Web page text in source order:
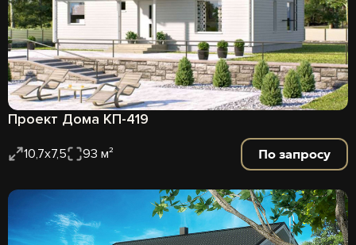
Проект Дома КП-419
10,7х7,5 93 м² По запросу